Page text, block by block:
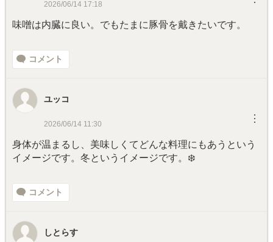
2026/06/14 17:18
味噌は内臓に良い。でもたまに豚骨を戴きたいです。
コメント
ユッコ
2026/06/14 11:30 ︙
身体が温まるし、美味しくてどんな料理にもあうという
イメージです。冬というイメージです。❄️
コメント
しとらす